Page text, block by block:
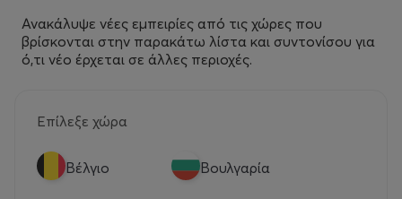
Ανακάλυψε νέες εμπειρίες από τις χώρες που
βρίσκονται στην παρακάτω λίστα και συντονίσου για
ό,τι νέο έρχεται σε άλλες περιοχές.
Επίλεξε χώρα
Βέλγιο Βουλγαρία